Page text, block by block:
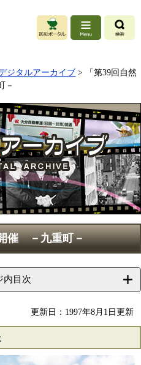
ジタルアーカイブ >
「第39回自然
－
催 －九重町－
内目次
更新日：1997年8月1日更新